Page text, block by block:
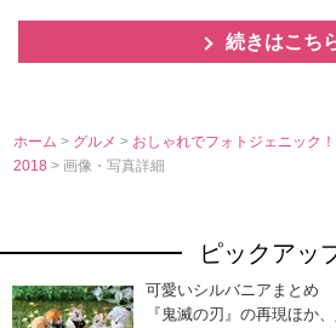
続きはこち
ホーム > グルメ> おしゃれでフォトジェニック
2018> 画像・写真詳細
ピックアッ
可愛いシルバニアまとめ
『鬼滅の刃』の再現ほか